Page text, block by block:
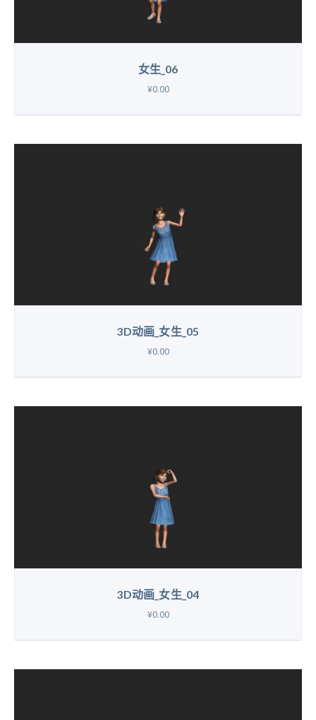
女生_06
¥0.00
3D动画_女生_05
¥0.00
3D动画_女生_04
¥0.00